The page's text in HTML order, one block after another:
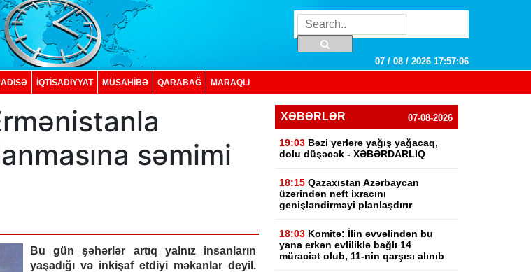
07 / 08 / 2026 17:57:07
İQTISADIYYAT MÜSAHİBƏ QARABAĞ MARAQLI
səmimi
Bu gün şəhərlər artıq yalnız insanların
yaşadığı və inkişaf etdiyi məkanlar deyil.
XƏBƏRLƏR 07-08-2026
19:03 Bəzi yerlərə yağış yağacaq,
dolu düşəcək - XƏBƏRDARLIQ
18:15 Qazaxıstan Azərbaycan
üzərindən neft ixracını
genişləndirməyi planlaşdırır
18:03 Komitə: İlin əvvəlindən bu
yana erkən evliliklə bağlı 14
müraciət olub, 11-nin qarşısı alınıb